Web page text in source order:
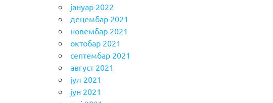
јануар 2022
децембар 2021
новембар 2021
октобар 2021
септембар 2021
август 2021
јул 2021
јун 2021